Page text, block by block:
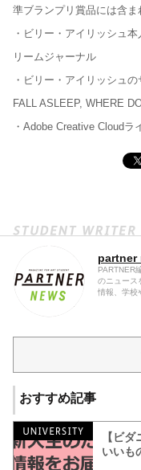
準ブランプリ賞品には含ま
・ビリー・アイリッシュ
リームジャーナル
・ビリー・アイリッシュ
FALL ASLEEP, WHERE
・Adobe Creative Cloudラ
partner
PARTNER
のニュース
情報、学校
おすすめ記事
【ビ
いいも